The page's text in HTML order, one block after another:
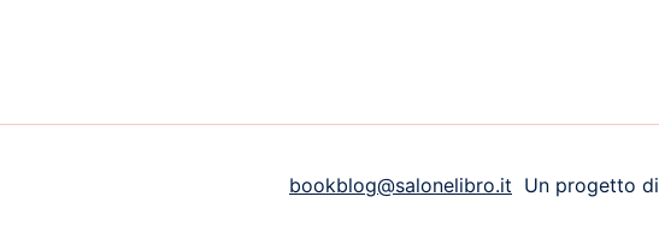
bookblog@salonelibro.it Un progetto di